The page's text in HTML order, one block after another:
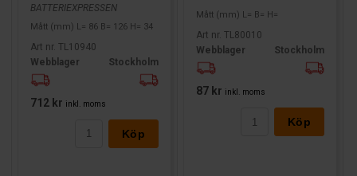
BATTERIEXPRESSEN
Mått (mm) L= 86 B= 126 H= 34
Art nr. TL10940
Webblager
Stockholm
712 kr inkl. moms
Köp
Mått (mm) L= B= H=
Art nr. TL80010
Webblager
Stockholm
87 kr inkl. moms
Köp